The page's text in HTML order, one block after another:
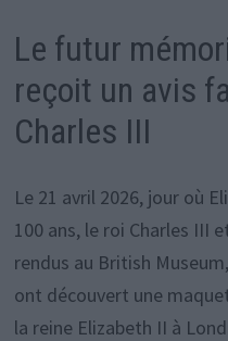
Le futur
reçoit un avis
Charles III
Le 21 avril 2026, jour où
100 ans, le roi Charles III
rendus au British
ont découvert une
la reine Elizabeth II à